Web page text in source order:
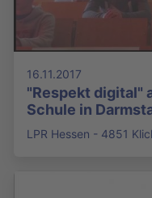
16.11.2017
"Respekt digital"
Schule in
LPR Hessen - 4851